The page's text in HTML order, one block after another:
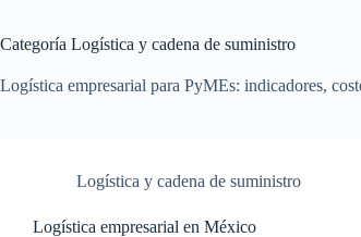
Categoría Logística y cadena de suministro
Logística empresarial para PyMEs: indicadores,
Logística y cadena de suministro
Logística empresarial en México